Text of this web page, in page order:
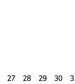
27 28 29 30